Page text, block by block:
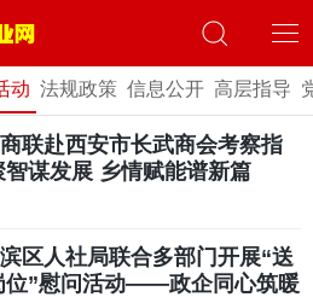
动 法规政策 信息公开 高层指导
联赴西安市长武商会考察指
智谋发展 乡情赋能谱新篇
区人社局联合多部门开展“送
位”慰问活动——政企同心筑暖